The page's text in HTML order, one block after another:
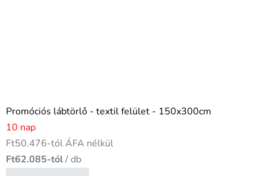
Promóciós lábtörlő - textil felület - 150x300cm
10 nap
Ft50.476-tól ÁFA nélkül
Ft62.085-tól/ db